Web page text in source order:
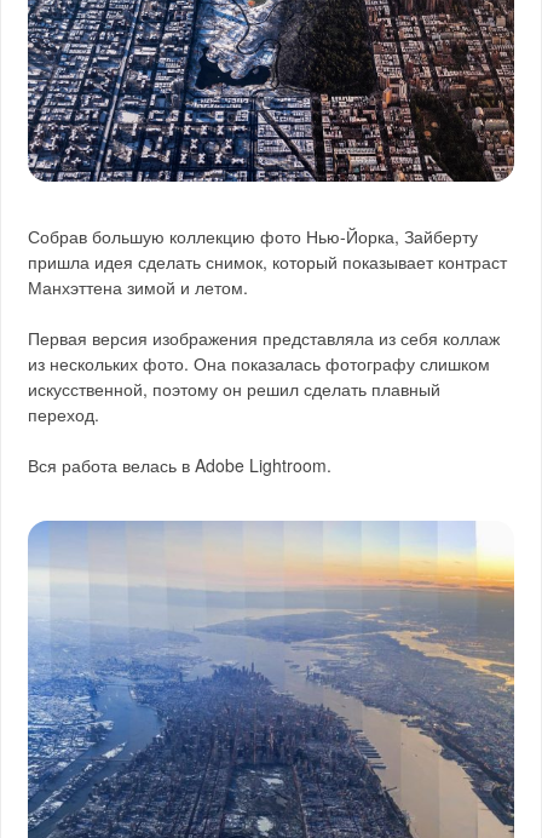
Собрав большую коллекцию фото Нью-Йорка, Зайберту
пришла идея сделать снимок, который показывает контраст
Манхэттена зимой и летом.
Первая версия изображения представляла из себя коллаж
из нескольких фото. Она показалась фотографу слишком
искусственной, поэтому он решил сделать плавный
переход.
Вся работа велась в Adobe Lightroom.